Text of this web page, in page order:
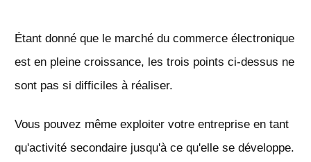
Étant donné que le marché du commerce électronique
est en pleine croissance, les trois points ci-dessus ne
sont pas si difficiles à réaliser.
Vous pouvez même exploiter votre entreprise en tant
qu'activité secondaire jusqu'à ce qu'elle se développe.